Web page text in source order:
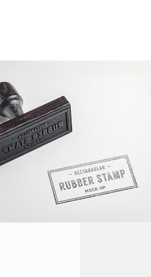
SUSTAINABLE MATERIALS
Logo Design